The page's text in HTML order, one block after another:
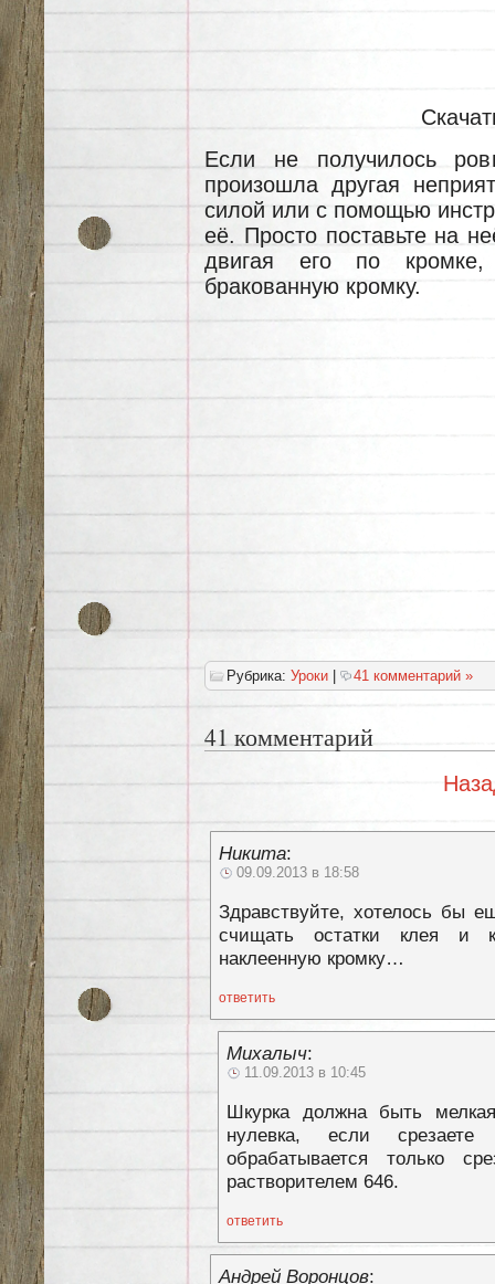
Если не получилось
произошла другая
силой или с помощью
её. Просто поставьте на
двигая его по кромке,
бракованную кромку.
Рубрика: Уроки 41 комментарий »
41 комментарий
Никита:
09.09.2013 в 18:58
Здравствуйте, хотелось бы
счищать остатки клея и
наклеенную кромку…
ответить
Михалыч:
11.09.2013 в 10:45
Шкурка должна быть
нулевка, если
обрабатывается только
растворителем 646.
ответить
Андрей Воронцов: